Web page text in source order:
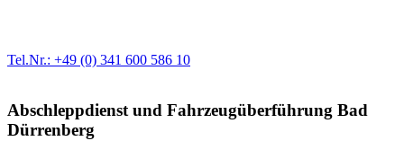
Tel.Nr.: +49 (0) 341 600 586 10
Abschleppdienst und Fahrzeugüberführung Bad
Dürrenberg